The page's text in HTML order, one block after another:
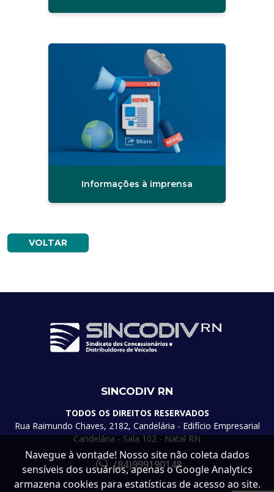
Informações à imprensa
VOLTAR
SINCODIV RN
TODOS OS DIREITOS RESERVADOS
Rua Raimundo Chaves, 2182, Candelária - Edifício Empresarial
Candelária - Sala 102 - Natal RN
(84)999190148
Navegue à vontade! Nosso site não coleta dados
sensíveis dos usuários, apenas o Google Analytics
armazena cookies para estatísticas de acesso ao site.